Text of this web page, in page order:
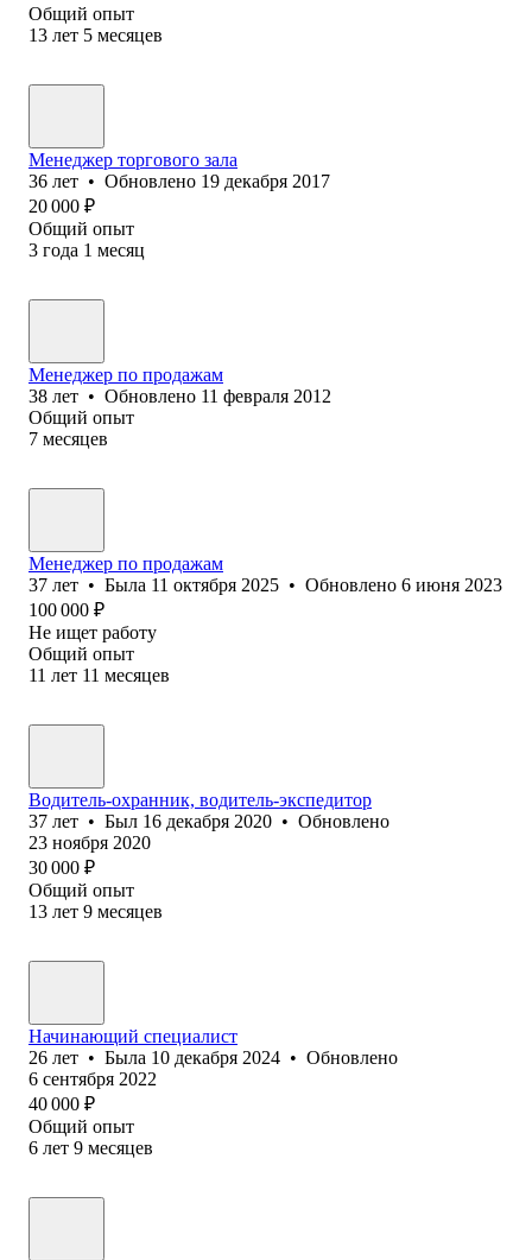
Общий опыт
13 лет 5 месяцев
Менеджер торгового зала
36 лет • Обновлено 19 декабря 2017
20 000 ₽
Общий опыт
3 года 1 месяц
Менеджер по продажам
38 лет • Обновлено 11 февраля 2012
Общий опыт
7 месяцев
Менеджер по продажам
37 лет • Была 11 октября 2025 • Обновлено 6 июня 2023
100 000 ₽
Не ищет работу
Общий опыт
11 лет 11 месяцев
Водитель-охранник, водитель-экспедитор
37 лет • Был 16 декабря 2020 • Обновлено
23 ноября 2020
30 000 ₽
Общий опыт
13 лет 9 месяцев
Начинающий специалист
26 лет • Была 10 декабря 2024 • Обновлено
6 сентября 2022
40 000 ₽
Общий опыт
6 лет 9 месяцев